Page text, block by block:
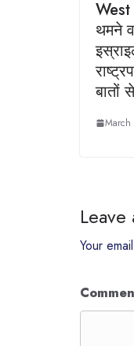
थमने
बातों
Leave
Your